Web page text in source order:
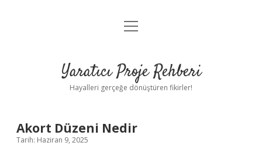
Anasayfa
Yasal Uyarı
menüyü
Yaratıcı Proje Rehberi
Hayalleri gerçeğe dönüştüren fikirler!
Akort Düzeni Nedir
Tarih: Haziran 9, 2025